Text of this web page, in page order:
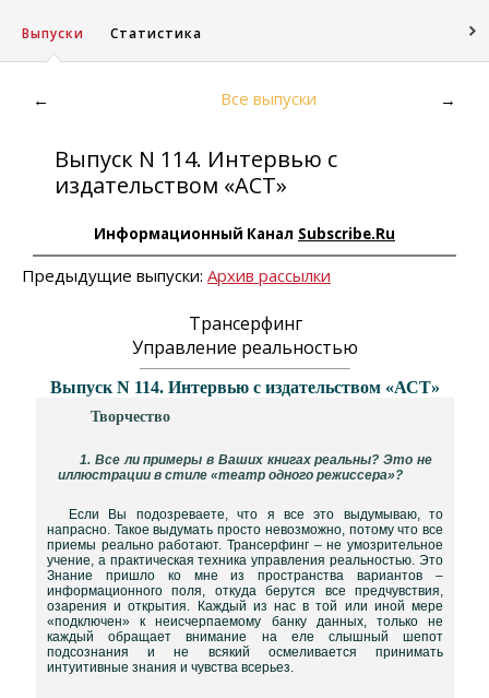
Выпуски Статистика
← Все выпуски →
Выпуск N 114. Интервью с
издательством «АСТ»
Информационный Канал Subscribe.Ru
Предыдущие выпуски: Архив рассылки
Трансерфинг
Управление реальностью
Выпуск N 114. Интервью с издательством «АСТ»
Творчество
1. Все ли примеры в Ваших книгах реальны? Это не
иллюстрации в стиле «театр одного режиссера»?
Если Вы подозреваете, что я все это выдумываю, то
напрасно. Такое выдумать просто невозможно, потому что все
приемы реально работают. Трансерфинг – не умозрительное
учение, а практическая техника управления реальностью. Это
Знание пришло ко мне из пространства вариантов –
информационного поля, откуда берутся все предчувствия,
озарения и открытия. Каждый из нас в той или иной мере
«подключен» к неисчерпаемому банку данных, только не
каждый обращает внимание на еле слышный шепот
подсознания и не всякий осмеливается принимать
интуитивные знания и чувства всерьез.